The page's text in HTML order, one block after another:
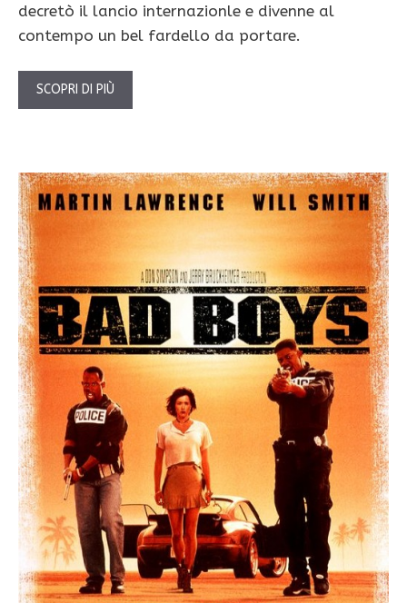
decretò il lancio internazionle e divenne al
contempo un bel fardello da portare.
SCOPRI DI PIÙ